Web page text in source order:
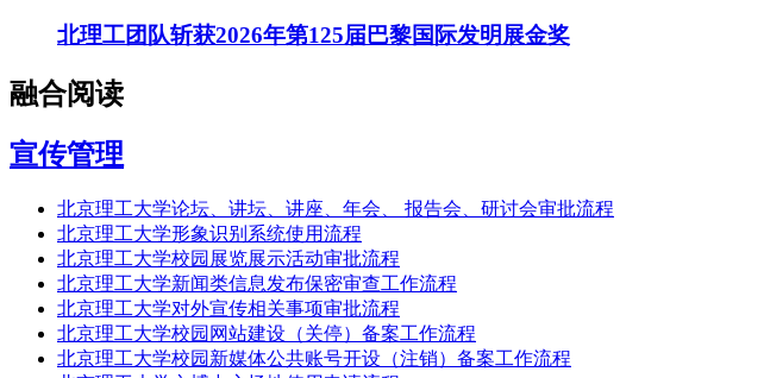
北理工团队斩获2026年第125届巴黎国际发明展金奖
融合阅读
宣传管理
北京理工大学论坛、讲坛、讲座、年会、 报告会、研讨会审批流程
北京理工大学形象识别系统使用流程
北京理工大学校园展览展示活动审批流程
北京理工大学新闻类信息发布保密审查工作流程
北京理工大学对外宣传相关事项审批流程
北京理工大学校园网站建设（关停）备案工作流程
北京理工大学校园新媒体公共账号开设（注销）备案工作流程